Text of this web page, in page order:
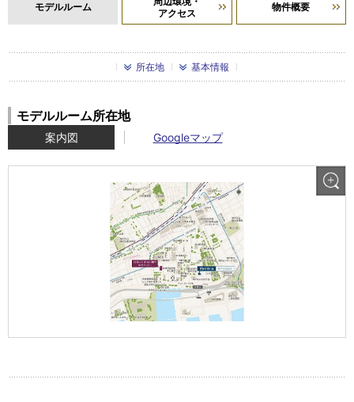
モデルルーム
アクセス
物件概要
所在地 基本情報
モデルルーム所在地
案内図 Googleマップ